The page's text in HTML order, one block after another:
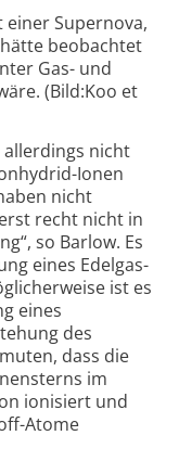
einer Supernova,
beobachtet
Gas- und
(Bild:Koo et
nicht
Ionen
nicht
recht nicht in
so Barlow. Es
eines Edelgas-
ist es
eines
des
dass die
im
ionisiert und
Atome